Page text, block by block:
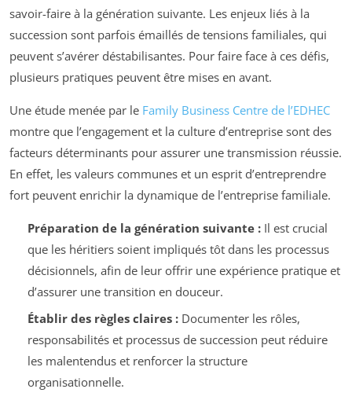
savoir-faire à la génération suivante. Les enjeux liés à la
succession sont parfois émaillés de tensions familiales, qui
peuvent s’avérer déstabilisantes. Pour faire face à ces défis,
plusieurs pratiques peuvent être mises en avant.
Une étude menée par le Family Business Centre de l’EDHEC
montre que l’engagement et la culture d’entreprise sont des
facteurs déterminants pour assurer une transmission réussie.
En effet, les valeurs communes et un esprit d’entreprendre
fort peuvent enrichir la dynamique de l’entreprise familiale.
Préparation de la génération suivante :Il est crucial
que les héritiers soient impliqués tôt dans les processus
décisionnels, afin de leur offrir une expérience pratique et
d’assurer une transition en douceur.
Établir des règles claires :Documenter les rôles,
responsabilités et processus de succession peut réduire
les malentendus et renforcer la structure
organisationnelle.